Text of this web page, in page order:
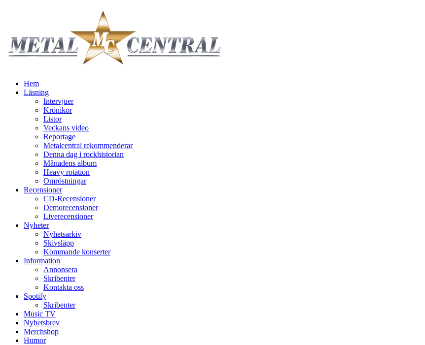
Hem
Läsning
Intervjuer
Krönikor
Listor
Veckans video
Reportage
Metalcentral rekommenderar
Denna dag i rockhistorian
Månadens album
Heavy rotation
Omröstningar
Recensioner
CD-Recensioner
Demorecensioner
Liverecensioner
Nyheter
Nyhetsarkiv
Skivsläpp
Kommande konserter
Information
Annonsera
Skribenter
Kontakta oss
Spotify
Skribenter
Music TV
Nyhetsbrev
Merchshop
Humor